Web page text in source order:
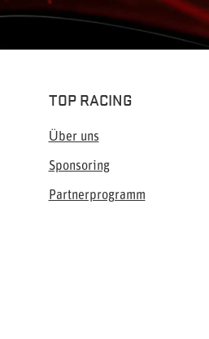
TOP RACING
Über uns
Sponsoring
Partnerprogramm